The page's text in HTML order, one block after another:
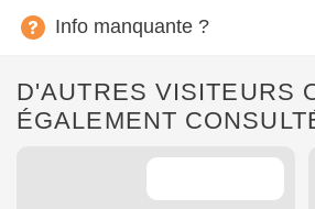
Info manquante ?
D'AUTRES VISITEURS
ÉGALEMENT